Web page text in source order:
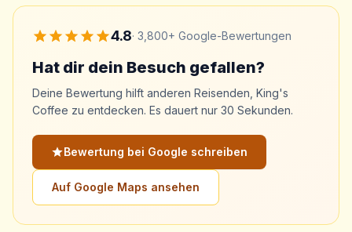
4.8· 3,800+ Google-Bewertungen
Hat dir dein Besuch gefallen?
Deine Bewertung hilft anderen Reisenden, King's
Coffee zu entdecken. Es dauert nur 30 Sekunden.
Bewertung bei Google schreiben
Auf Google Maps ansehen